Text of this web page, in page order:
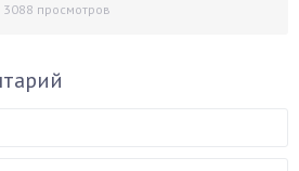
3088 просмотров